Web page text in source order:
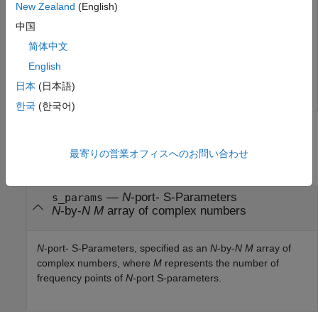
z_params = 2×2 complex
   0.1141 + 0.1567i   0.0352 + 0.0209i
   2.0461 + 2.2524i   0.7498 - 0.3803i
collapse all
s_params — N-port- S-Parameters
N-by-N Marray of complex numbers
N-port- S-Parameters, specified as an N-by-N M array of
complex numbers, where M represents the number of
frequency points of N-port S-parameters.
New Zealand (English)
中国
简体中文
English
日本 (日本語)
한국 (한국어)
最寄りの営業オフィスへのお問い合わせ